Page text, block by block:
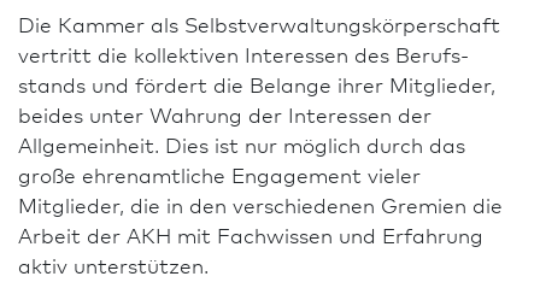
Die Kammer als Selbst­verwaltungs­körperschaft
vertritt die kollektiven Interessen des Berufs­
stands und fördert die Belange ihrer Mitglieder,
beides unter Wahrung der Interessen der
Allgemeinheit. Dies ist nur möglich durch das
große ehrenamtliche Engagement vieler
Mitglieder, die in den verschiedenen Gremien die
Arbeit der AKH mit Fachwissen und Erfahrung
aktiv unterstützen.